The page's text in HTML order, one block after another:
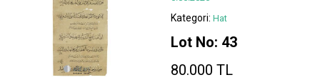
Kategori: Hat
Lot No: 43
80.000 TL